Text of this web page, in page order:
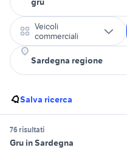
Veicoli
commerciali
Salva ricerca
76 risultati
Gru in Sardegna